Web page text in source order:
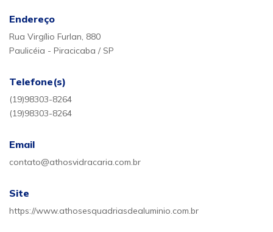
Endereço
Rua Virgílio Furlan, 880
Paulicéia - Piracicaba / SP
Telefone(s)
(19)98303-8264
(19)98303-8264
Email
contato@athosvidracaria.com.br
Site
https://www.athosesquadriasdealuminio.com.br